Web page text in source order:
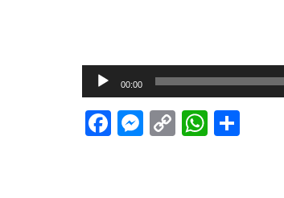
Audio-
Player
00:00
Facebook
Messenger
Copy